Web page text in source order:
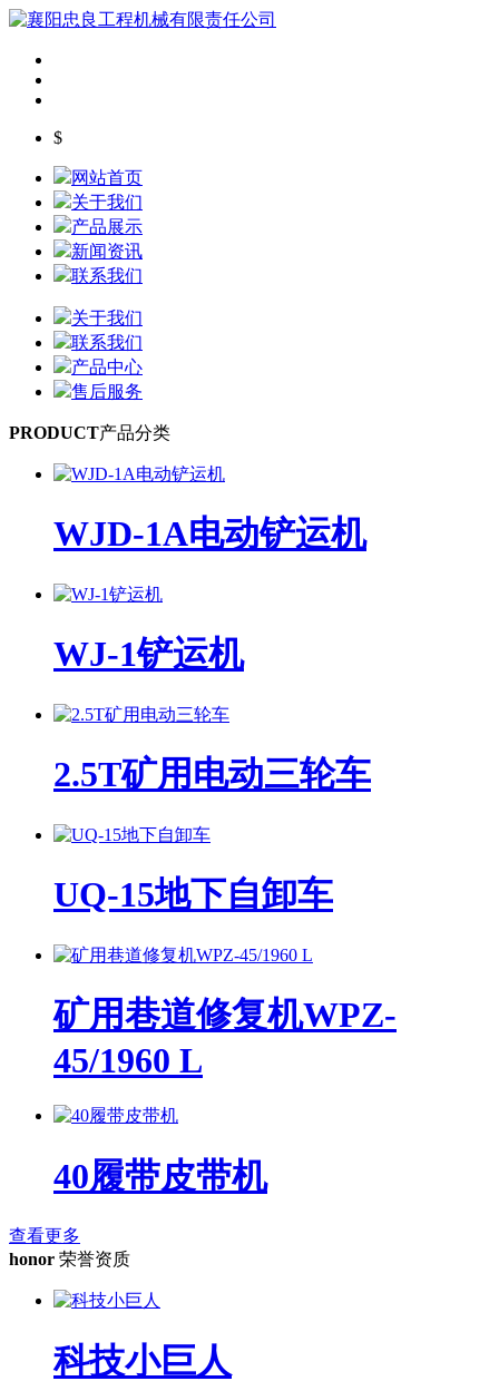
$
网站首页
关于我们
产品展示
新闻资讯
联系我们
关于我们
联系我们
产品中心
售后服务
PRODUCT产品分类
WJD-1A电动铲运机
WJ-1铲运机
2.5T矿用电动三轮车
UQ-15地下自卸车
矿用巷道修复机WPZ-
45/1960 L
40履带皮带机
查看更多
honor 荣誉资质
科技小巨人